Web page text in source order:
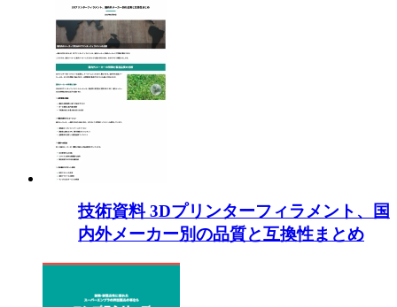
技術資料 3Dプリンターフィラメント、国
内外メーカー別の品質と互換性まとめ